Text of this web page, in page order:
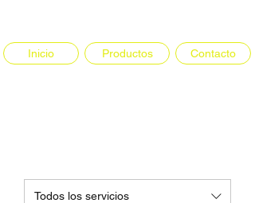
Inicio Productos Contacto
Todos los servicios